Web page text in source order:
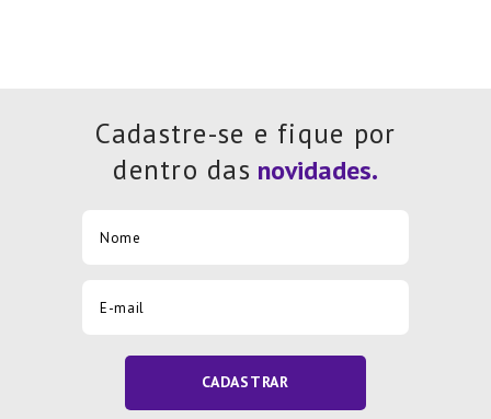
Cadastre-se e fique por
dentro das
CADASTRAR